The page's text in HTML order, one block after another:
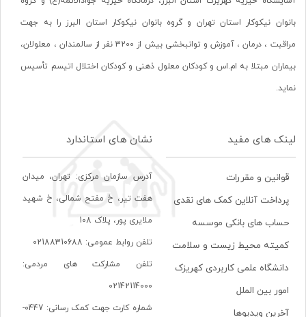
بانوان نیکوکار استان تهران و گروه بانوان نیکوکار استان البرز را به جهت
مراقبت ، درمان ، آموزش و توانبخشی بیش از 3200 نفر از سالمندان ، معلولان،
بیماران مبتلا به ام.اس و کودکان معلول ذهنی و کودکان اختلال اتیسم تأسیس
نماید.
لینک های مفید
قوانین و مقررات
پرداخت آنلاین کمک های نقدی
حساب های بانکی موسسه
کمیته محیط زیست و سلامت
دانشگاه علمی کاربردی کهریزک
امور بین الملل
آخرین ویدیوها
نشان های استاندارد
آدرس سازمان مرکزی: تهران، ميدان
هفت تير، خ مفتح شمالی، خ شهيد
ملايری پور، پلاک 108
تلفن روابط عمومی: 02188310688
تلفن مشارکت های مردمی:
02142114000
شماره کارت جهت کمک رسانی: 0447-